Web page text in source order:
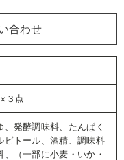
合わせ
３点
発酵調味料、たんぱく
ビトール、酒精、調味料
、（一部に小麦・いか・